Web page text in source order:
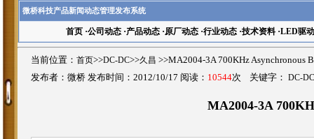
微桥科技产品新闻动态管理发布系统
首页·公司动态·产品动态·原厂动态·行业动态·技术资料·LED驱动
当前位置： 首页>>DC-DC>>久昌 >>MA2004-3A 700KHz Asynchronous
发布者：微桥 发布时间：2012/10/17 阅读： 10544次 关键字： DC-DC
MA2004-3A